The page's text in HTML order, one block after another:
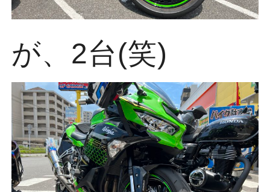
が、2台(笑)